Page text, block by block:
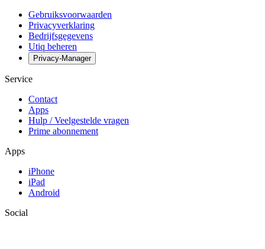
Gebruiksvoorwaarden
Privacyverklaring
Bedrijfsgegevens
Utiq beheren
Privacy-Manager
Service
Contact
Apps
Hulp / Veelgestelde vragen
Prime abonnement
Apps
iPhone
iPad
Android
Social